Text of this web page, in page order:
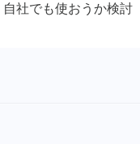
社でも使おうか検討